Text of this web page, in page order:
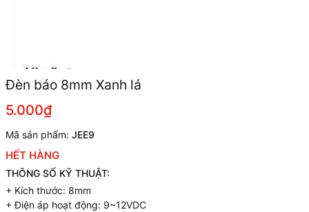
Đèn báo 8mm Xanh lá
5.000₫
Mã sản phẩm: JEE9
HẾT HÀNG
THÔNG SỐ KỸ THUẬT:
+ Kích thước: 8mm
+ Điện áp hoạt động: 9~12VDC